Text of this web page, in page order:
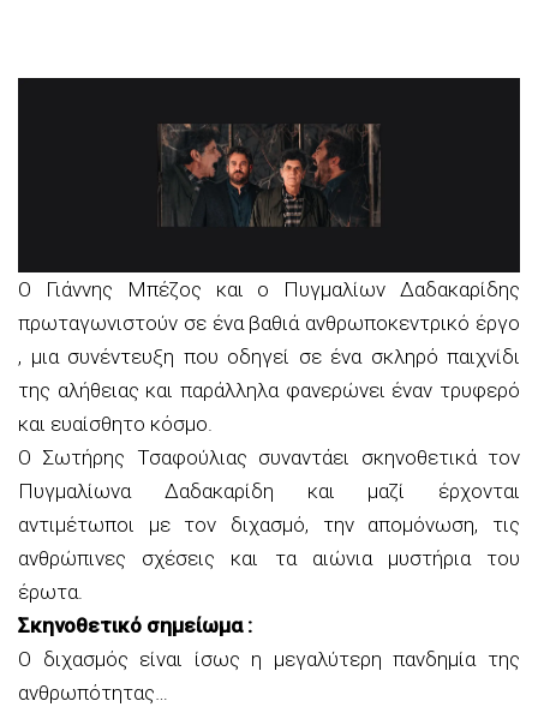
Ο Γιάννης Μπέζος και ο Πυγμαλίων Δαδακαρίδης
πρωταγωνιστούν σε ένα βαθιά ανθρωποκεντρικό έργο
, μια συνέντευξη που οδηγεί σε ένα σκληρό παιχνίδι
της αλήθειας και παράλληλα φανερώνει έναν τρυφερό
και ευαίσθητο κόσμο.
Ο Σωτήρης Τσαφούλιας συναντάει σκηνοθετικά τον
Πυγμαλίωνα Δαδακαρίδη και μαζί έρχονται
αντιμέτωποι με τον διχασμό, την απομόνωση, τις
ανθρώπινες σχέσεις και τα αιώνια μυστήρια του
έρωτα.
Σκηνοθετικό σημείωμα :
Ο διχασμός είναι ίσως η μεγαλύτερη πανδημία της
ανθρωπότητας…